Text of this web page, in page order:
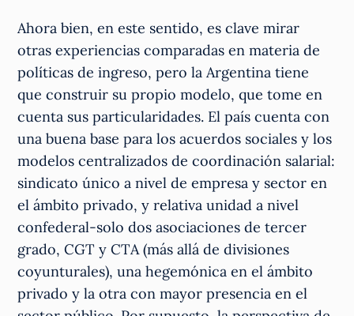
Ahora bien, en este sentido, es clave mirar
otras experiencias comparadas en materia de
políticas de ingreso, pero la Argentina tiene
que construir su propio modelo, que tome en
cuenta sus particularidades. El país cuenta con
una buena base para los acuerdos sociales y los
modelos centralizados de coordinación salarial:
sindicato único a nivel de empresa y sector en
el ámbito privado, y relativa unidad a nivel
confederal-solo dos asociaciones de tercer
grado, CGT y CTA (más allá de divisiones
coyunturales), una hegemónica en el ámbito
privado y la otra con mayor presencia en el